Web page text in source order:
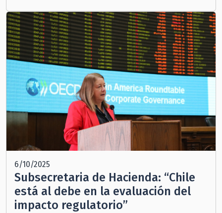
6/10/2025
Subsecretaria de Hacienda: “Chile
está al debe en la evaluación del
impacto regulatorio”